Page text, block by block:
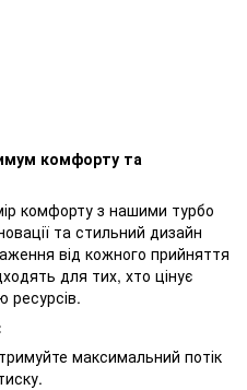
комфорту та
комфорту з нашими турбо
та стильний дизайн
від кожного прийняття
для тих, хто цінує
ресурсів.
максимальний потік